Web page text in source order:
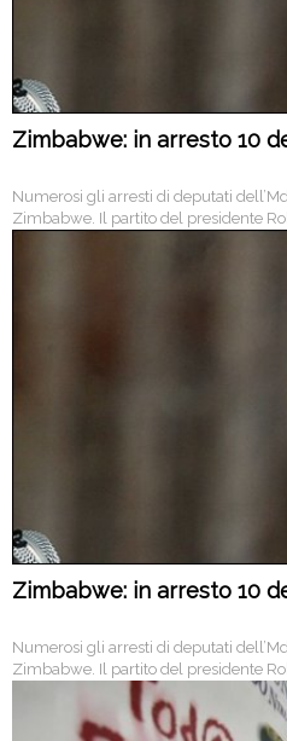
Zimbabwe: in arresto 10
Numerosi gli arresti di deputati
Zimbabwe. Il partito del presidente
Zimbabwe: in arresto 10
Numerosi gli arresti di deputati
Zimbabwe. Il partito del presidente
mano libera in parlamento.